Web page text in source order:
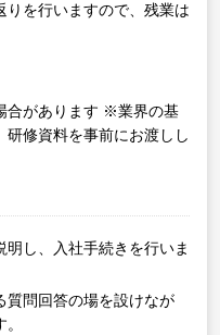
りを行いますので、残業は
合があります ※業界の基
修資料を事前にお渡しし
し、入社手続きを行いま
質問回答の場を設けなが